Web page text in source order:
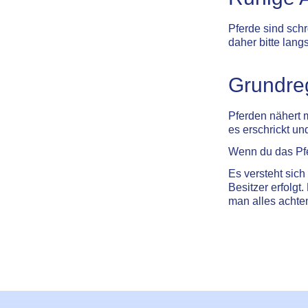
Pferde sind
daher bitte
Pferden nähert
es erschrickt
Wenn du das
Es versteht
Besitzer
man alles